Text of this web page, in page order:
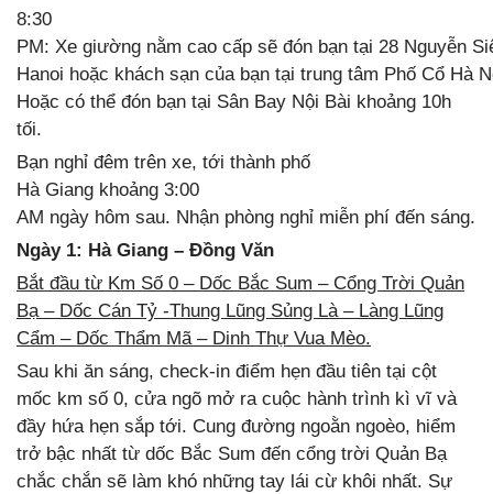
8:30
PM: Xe giường nằm cao cấp sẽ đón bạn tại 28 Nguyễn
Hanoi hoặc khách sạn của bạn tại trung tâm Phố Cổ Hà
Hoặc có thể đón bạn tại Sân Bay Nội Bài khoảng 10h
tối.
Bạn nghỉ đêm trên xe, tới thành phố
Hà Giang khoảng 3:00
AM ngày hôm sau. Nhận phòng nghỉ miễn phí đến sáng.
Ngày 1: Hà Giang – Đồng Văn
Bắt đầu từ Km Số 0 – Dốc Bắc Sum – Cổng Trời Quản
Bạ – Dốc Cán Tỷ -Thung Lũng Sủng Là – Làng Lũng
Cẩm – Dốc Thẩm Mã – Dinh Thự Vua Mèo.
Sau khi ăn sáng, check-in điểm hẹn đầu tiên tại cột
mốc km số 0, cửa ngõ mở ra cuộc hành trình kì vĩ và
đầy hứa hẹn sắp tới. Cung đường ngoằn ngoèo, hiểm
trở bậc nhất từ dốc Bắc Sum đến cổng trời Quản Bạ
chắc chắn sẽ làm khó những tay lái cừ khôi nhất. Sự